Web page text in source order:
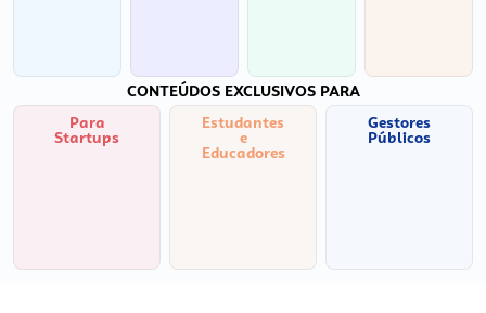
CONTEÚDOS EXCLUSIVOS PARA
Para
Startups
Estudantes
e
Educadores
Gestores
Públicos